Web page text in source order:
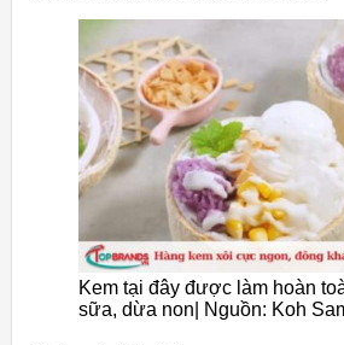
Kem tại đây được làm hoàn
sữa, dừa non| Nguồn: Koh